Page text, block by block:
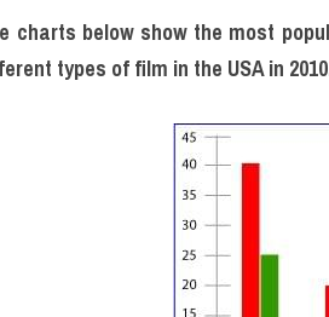
charts below show the most
types of film in the USA in